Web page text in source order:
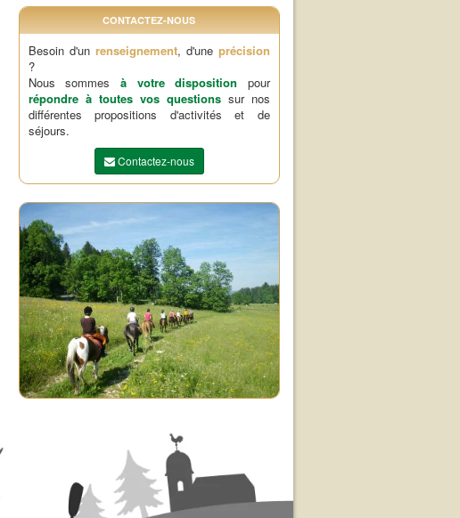
CONTACTEZ-NOUS
Besoin d'un renseignement, d'une précision
?
Nous sommes à votre disposition pour
répondre à toutes vos questionssur nos
différentes propositions d'activités et de
séjours.
Contactez-nous